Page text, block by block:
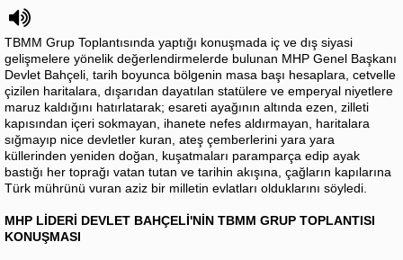
TBMM Grup Toplantısında yaptığı konuşmada iç ve dış siyasi
gelişmelere yönelik değerlendirmelerde bulunan MHP Genel Başkanı
Devlet Bahçeli, tarih boyunca bölgenin masa başı hesaplara, cetvelle
çizilen haritalara, dışarıdan dayatılan statülere ve emperyal niyetlere
maruz kaldığını hatırlatarak; esareti ayağının altında ezen, zilleti
kapısından içeri sokmayan, ihanete nefes aldırmayan, haritalara
sığmayıp nice devletler kuran, ateş çemberlerini yara yara
küllerinden yeniden doğan, kuşatmaları paramparça edip ayak
bastığı her toprağı vatan tutan ve tarihin akışına, çağların kapılarına
Türk mührünü vuran aziz bir milletin evlatları olduklarını söyledi.
MHP LİDERİ DEVLET BAHÇELİ'NİN TBMM GRUP TOPLANTISI
KONUŞMASI